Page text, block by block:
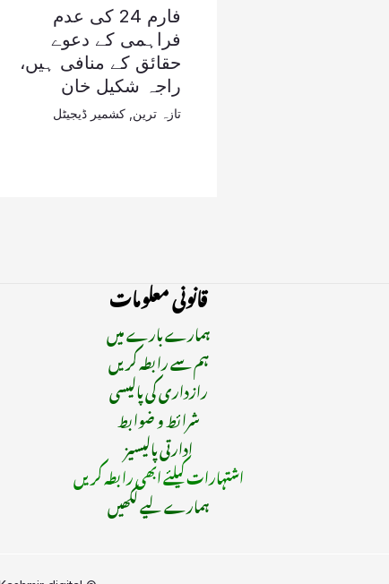
فارم 24 کی عدم
فراہمی کے دعوے
حقائق کے منافی ہیں،
راجہ شکیل خان
تازہ ترین کشمیر ڈیجیٹل
قانونی معلومات
ہمارے بارے میں
ہم سے رابطہ کریں
رازداری کی پالیسی
شرائط و ضوابط
ادارتی پالیسیز
اشتہارات کیلئے ابھی رابطہ کریں
ہمارے لیے لکھیں